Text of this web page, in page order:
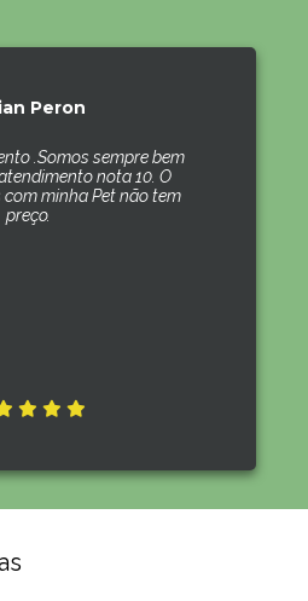
Peron
.Somos sempre bem
nota 10. O
minha Pet não tem
preço.